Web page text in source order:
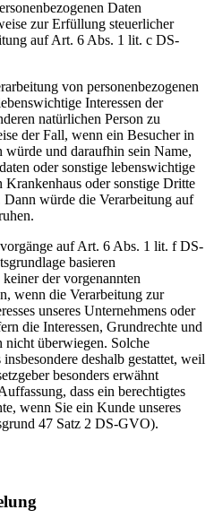
Daten
zur Erfüllung steuerlicher
auf Art. 6 Abs. 1 lit. c DS-
von personenbezogenen
Interessen der
natürlichen Person zu
der Fall, wenn ein Besucher in
würde und daraufhin sein Name,
oder sonstige lebenswichtige
oder sonstige Dritte
Dann würde die Verarbeitung auf
auf Art. 6 Abs. 1 lit. f DS-
basieren
der vorgenannten
wenn die Verarbeitung zur
unseres Unternehmens oder
die Interessen, Grundrechte und
nicht überwiegen. Solche
deshalb gestattet, weil
besonders erwähnt
dass ein berechtigtes
wenn Sie ein Kunde unseres
47 Satz 2 DS-GVO).